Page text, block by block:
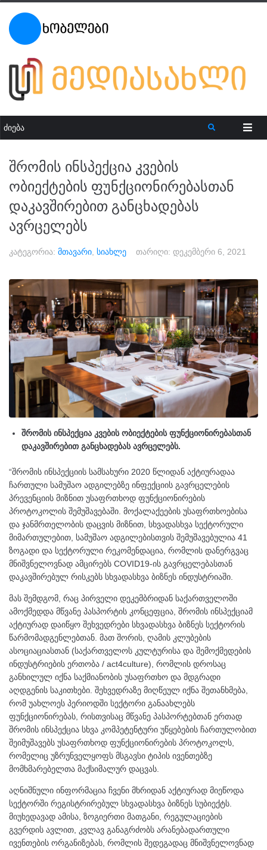
შრომის ინსპექცია კვების
ობიექტების ფუნქციონირებასთან
დაკავშირებით განცხადებას
ავრცელებს
კატეგორია: მთავარი სიახლე თარიღი: დეკემბერი 6, 2021
შრომის ინსპექცია კვების ობიექტების ფუნქციონირებასთან
დაკავშირებით განცხადებას ავრცელებს.
“შრომის ინსპექციის სამსახური 2020 წლიდან აქტიურადაა
ჩართული სამუშაო ადგილებზე ინფექციის გავრცელების
პრევენციის მიზნით უსაფრთხოდ ფუნქციონირების
პროტოკოლის შემუშავებაში. მოქალაქეების უსაფრთხოებისა
და ჯანმრთელობის დაცვის მიზნით, სხვადასხვა სექტორული
მიმართულებით, სამუშაო ადგილებისთვის შემუშავებულია 41
ზოგადი და სექტორული რეკომენდაცია, რომლის დანერგვაც
მნიშვნელოვნად ამცირებს COVID19-ის გავრცელებასთან
დაკავშირებულ რისკებს სხვადასხვა ბიზნეს ინდუსტრიაში.
მას შემდგომ, რაც პირველი დეკემბრიდან საქართველოში
ამოქმედდა მწვანე პასპორტის კონცეფცია, შრომის ინსპექციამ
აქტიურად დაიწყო შეხვედრები სხვადასხვა ბიზნეს სექტორის
წარმომადგენლებთან. მათ შორის, ღამის კლუბების
ასოციაციასთან (საქართველოს კულტურისა და შემოქმედების
ინდუსტრიების ერთობა / act4culture), რომლის დროსაც
განხილულ იქნა საქმიანობის უსაფრთხო და მდგრადი
აღდგენის საკითხები. შეხვედრაზე მიღწეულ იქნა შეთანხმება,
რომ უახლოეს პერიოდში სექტორი განაახლებს
ფუნქციონირებას, რისთვისაც მწვანე პასპორტებთან ერთად
შრომის ინსპექცია სხვა კომპეტენტური უწყებების ჩართულობით
შეიმუშავებს უსაფრთხოდ ფუნქციონირების პროტოკოლს,
რომელიც უზრუნველყოფს მსგავსი ტიპის ივენთებზე
მომხმარებელთა მაქსიმალურ დაცვას.
აღნიშნული ინფორმაცია ჩვენი მხრიდან აქტიურად მიეწოდა
სექტორში რეგისტრირებულ სხვადასხვა ბიზნეს სუბიექტს.
მიუხედავად ამისა, ზოგიერთი მათგანი, რეგულაციების
გვერდის ავლით, კვლავ განაგრძობს არანებადართული
ივენთების ორგანიზებას, რომლის შედეგადაც მნიშვნელოვნად